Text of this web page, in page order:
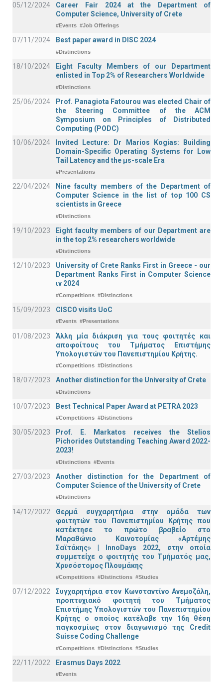
05/12/2024
Career Fair 2024 at the Department of
Computer Science, University of Crete
#Events #Job Offerings
07/11/2024 Best paper award in DISC 2024
#Distinctions
18/10/2024
Eight Faculty Members of our Department
enlisted in Top 2% of Researchers Worldwide
#Distinctions
25/06/2024
Prof. Panagiota Fatourou was elected Chair of
the Steering Committee of the ACM
Symposium on Principles of Distributed
Computing (PODC)
10/06/2024
Invited Lecture: Dr Marios Kogias: Building
Domain-Specific Operating Systems for Low
Tail Latency and the μs-scale Era
#Presentations
22/04/2024
Nine faculty members of the Department of
Computer Science in the list of top 100 CS
scientists in Greece
#Distinctions
19/10/2023
Eight faculty members of our Department are
in the top 2% researchers worldwide
#Distinctions
12/10/2023
University of Crete Ranks First in Greece - our
Department Ranks First in Computer Science
ιν 2024
#Competitions #Distinctions
15/09/2023 CISCO visits UoC
#Events #Presentations
01/08/2023
Άλλη μία διάκριση για τους φοιτητές και
αποφοίτους του Τμήματος Επιστήμης
Υπολογιστών του Πανεπιστημίου Κρήτης.
#Competitions #Distinctions
18/07/2023 Another distinction for the University of Crete
#Distinctions
10/07/2023 Best Technical Paper Award at PETRA 2023
#Competitions #Distinctions
30/05/2023
Prof. E. Markatos receives the Stelios
Pichorides Outstanding Teaching Award 2022-
2023!
#Distinctions #Events
27/03/2023
Another distinction for the Department of
Computer Science of the University of Crete
#Distinctions
14/12/2022
Θερμά συγχαρητήρια στην ομάδα των
φοιτητών του Πανεπιστημίου Κρήτης που
κατέκτησε το πρώτο βραβείο στο
Μαραθώνιο Καινοτομίας «Αρτέμης
Σαϊτάκης» | InnoDays 2022, στην οποία
συμμετείχε ο φοιτητής του Τμήματός μας,
Χρυσόστομος Πλουμάκης
#Competitions #Distinctions #Studies
07/12/2022
Συγχαρητήρια στον Κωνσταντίνο Ανεμοζάλη,
προπτυχιακό φοιτητή του Τμήματος
Επιστήμης Υπολογιστών του Πανεπιστημίου
Κρήτης ο οποίος κατέλαβε την 16η θέση
παγκοσμίως στον διαγωνισμό της Credit
Suisse Coding Challenge
#Competitions #Distinctions #Studies
22/11/2022 Erasmus Days 2022
#Events